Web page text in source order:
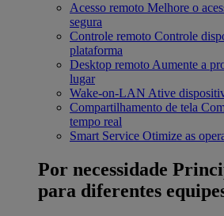
Acesso remoto Melhore o
segura
Controle remoto Controle
plataforma
Desktop remoto Aumente a
lugar
Wake-on-LAN Ative
Compartilhamento de tela
tempo real
Smart Service Otimize as
Por necessidade
para diferentes